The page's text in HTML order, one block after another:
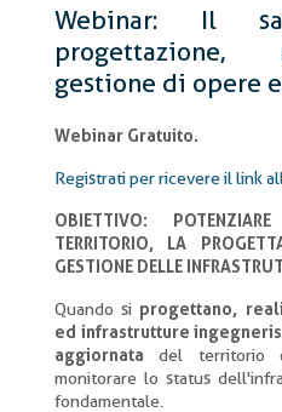
Webinar: Il
progettazione,
gestione di opere
Webinar Gratuito.
Registrati per ricevere il link
OBIETTIVO:
TERRITORIO, LA
GESTIONE DELLE
Quando si progettano,
ed infrastrutture
aggiornata del territorio
monitorare lo status
fondamentale.